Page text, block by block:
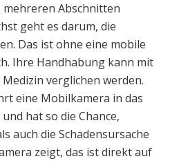
Abschnitten
geht es darum, die
Das ist ohne eine mobile
Ihre Handhabung kann mit
verglichen werden.
eine Mobilkamera in das
hat so die Chance,
auch die Schadensursache
zeigt, das ist direkt auf